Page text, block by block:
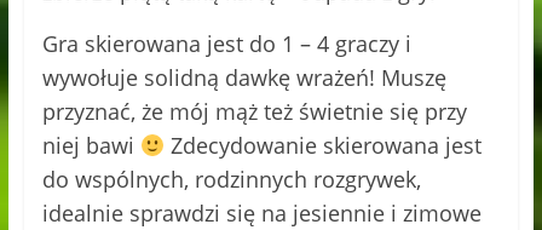
Gra skierowana jest do 1 – 4 graczy i
wywołuje solidną dawkę wrażeń! Muszę
przyznać, że mój mąż też świetnie się przy
niej bawi
Zdecydowanie skierowana jest
do wspólnych, rodzinnych rozgrywek,
idealnie sprawdzi się na jesiennie i zimowe